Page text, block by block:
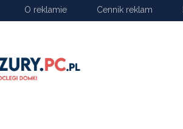
O reklamie Cennik reklam